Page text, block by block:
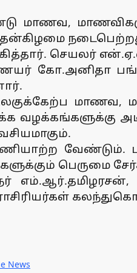
மாணவ,
செயலர்
கோ.அனிதா
வழக்கங்களுக்கு
வேண்டும்.
பெருமை
News